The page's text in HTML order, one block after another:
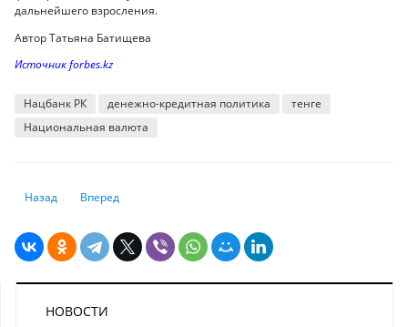
дальнейшего взросления.
Автор Татьяна Батищева
Источник forbes.kz
Нацбанк РК денежно-кредитная политика
тенге
Национальная валюта
Предыдущий: Сделок по жилью становится все меньше
Назад Следующий: Банкиры не спешат работать над ошибками
Вперед
НОВОСТИ